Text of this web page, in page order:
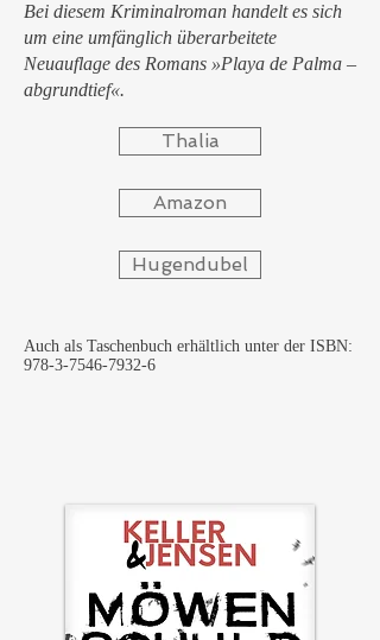
Bei diesem Kriminalroman handelt es sich
um eine umfänglich überarbeitete
Neuauflage des Romans »Playa de Palma –
abgrundtief«.
Thalia
Amazon
Hugendubel
Auch als Taschenbuch erhältlich unter der ISBN:
978-3-7546-7932-6